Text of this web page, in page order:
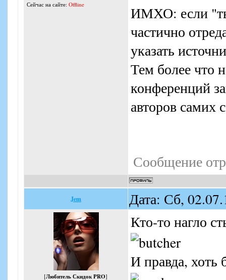
Сейчас на сайте: Offline
Я, например,
коды и здесь их
что "какие-то
такчто давайте
личку".
ИМХО: если
частично
указать
Тем более что
конференций
авторов самих
Сообщение
Jem Дата: Сб,
[Любитель Скидок PRO]
Кто-то нагло
И правда, хоть